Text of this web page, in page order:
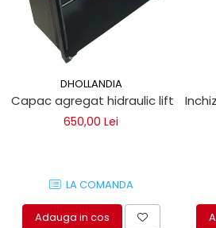
DHOLLANDIA
Capac agregat hidraulic lift
650,00 Lei
LA COMANDA
Adauga in cos